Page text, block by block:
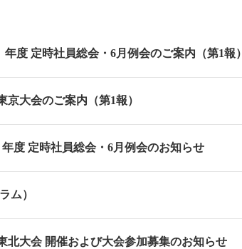
度 定時社員総会・6月例会のご案内（第1報）
大会のご案内（第1報）
度 定時社員総会・6月例会のお知らせ
ム）
北大会 開催および大会参加募集のお知らせ